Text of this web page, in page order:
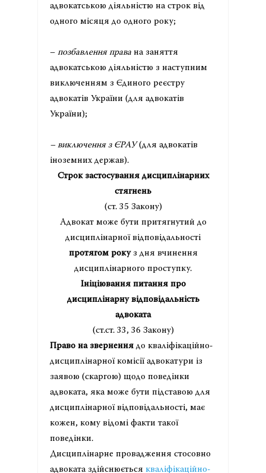
адвокатською діяльністю на строк від
одного місяця до одного року;
– позбавлення права на заняття
адвокатською діяльністю з наступним
виключенням з Єдиного реєстру
адвокатів України (для адвокатів
України);
– виключення з ЄРАУ(для адвокатів
іноземних держав).
Строк застосування дисциплінарних
стягнень
(ст. 35 Закону)
Адвокат може бути притягнутий до
дисциплінарної відповідальності
протягом рокуз дня вчинення
дисциплінарного проступку.
Ініціювання питання про
дисциплінарну відповідальність
адвоката
(ст.ст. 33, 36 Закону)
Право на звернення до кваліфікаційно-
дисциплінарної комісії адвокатури із
заявою (скаргою) щодо поведінки
адвоката, яка може бути підставою для
дисциплінарної відповідальності, має
кожен, кому відомі факти такої
поведінки.
Дисциплінарне провадження стосовно
адвоката здійснюється кваліфікаційно-